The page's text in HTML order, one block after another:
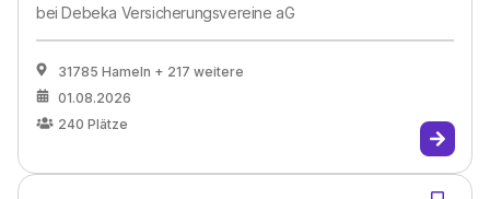
beiDebeka Versicherungsvereine aG
31785 Hameln + 217 weitere
01.08.2026
240 Plätze